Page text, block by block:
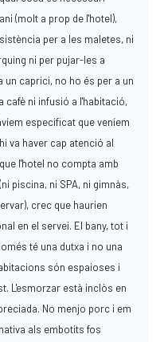
(molt a prop de l'hotel),
per a les maletes, ni
ni per pujar-les a
un caprici, no ho és per a un
cafè ni infusió a l'habitació,
especificat que veníem
va haver cap atenció al
l'hotel no compta amb
piscina, ni SPA, ni gimnàs,
crec que haurien
en el servei. El bany, tot i
té una dutxa i no una
són espaioses i
L'esmorzar està inclòs en
No menjo porc i em
als embotits fos